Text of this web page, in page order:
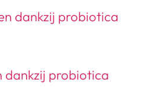
dankzij probiotica